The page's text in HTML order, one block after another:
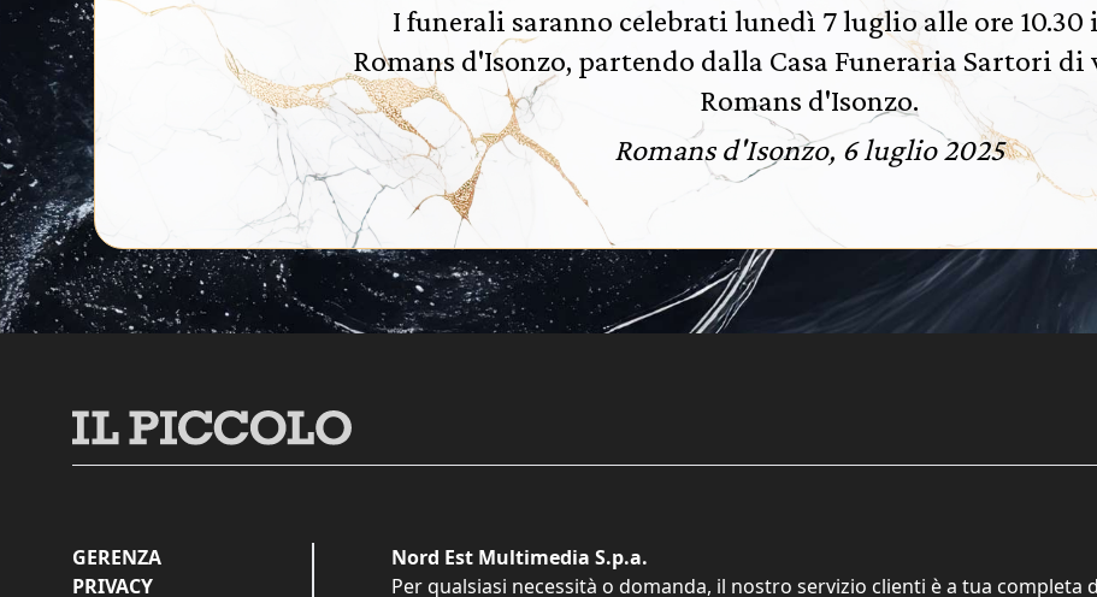
I funerali saranno celebrati lunedì 7 luglio alle ore 10.30
Romans d'Isonzo, partendo dalla Casa Funeraria Sartori di
Romans d'Isonzo.
Romans d'Isonzo, 6 luglio 2025
GERENZA
PRIVACY
Nord Est Multimedia S.p.a.
Per qualsiasi necessità o domanda, il nostro servizio clienti è a tua